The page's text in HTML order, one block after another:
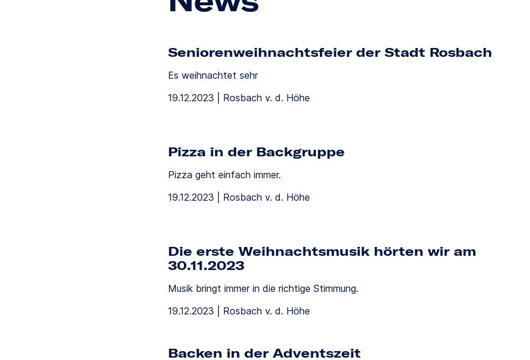
Seniorenweihnachtsfeier der Stadt Rosbach
Es weihnachtet sehr
19.12.2023 | Rosbach v. d. Höhe
Pizza in der Backgruppe
Pizza geht einfach immer.
19.12.2023 | Rosbach v. d. Höhe
Die erste Weihnachtsmusik hörten wir am
30.11.2023
Musik bringt immer in die richtige Stimmung.
19.12.2023 | Rosbach v. d. Höhe
Backen in der Adventszeit